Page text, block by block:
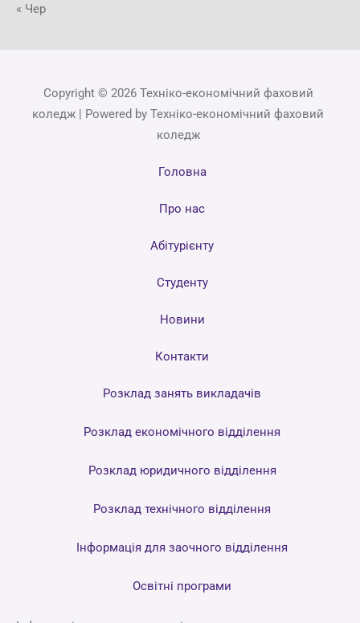
« Чер
Copyright © 2026 Техніко-економічний фаховий
коледж | Powered by Техніко-економічний фаховий
коледж
Головна
Про нас
Абітурієнту
Студенту
Новини
Контакти
Розклад занять викладачів
Розклад економічного відділення
Розклад юридичного відділення
Розклад технічного відділення
Інформація для заочного відділення
Освітні програми